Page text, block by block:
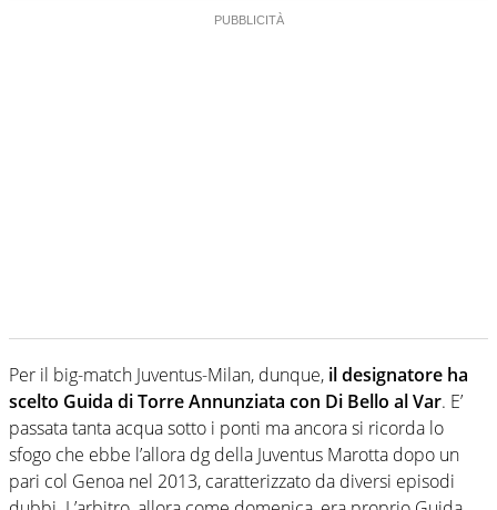
Per il big-match Juventus-Milan, dunque, il designatore ha
scelto Guida di Torre Annunziata con Di Bello al Var. E’
passata tanta acqua sotto i ponti ma ancora si ricorda lo
sfogo che ebbe l’allora dg della Juventus Marotta dopo un
pari col Genoa nel 2013, caratterizzato da diversi episodi